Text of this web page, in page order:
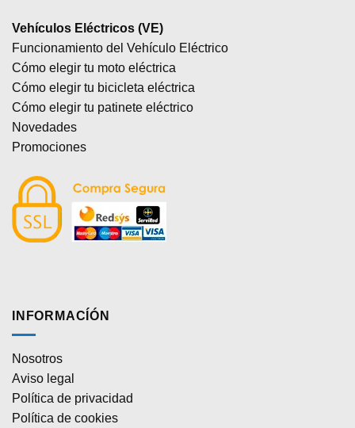
Vehículos Eléctricos (VE)
Funcionamiento del Vehículo Eléctrico
Cómo elegir tu moto eléctrica
Cómo elegir tu bicicleta eléctrica
Cómo elegir tu patinete eléctrico
Novedades
Promociones
INFORMACÍÓN
Nosotros
Aviso legal
Política de privacidad
Política de cookies